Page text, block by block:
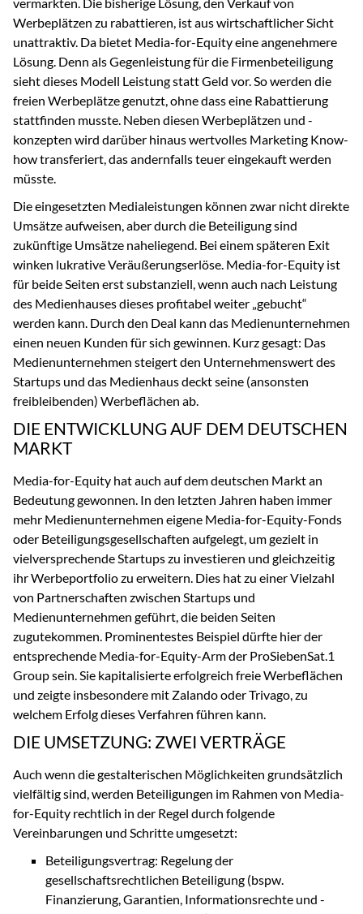
vermarkten. Die bisherige Lösung, den Verkauf von
Werbeplätzen zu rabattieren, ist aus wirtschaftlicher Sicht
unattraktiv. Da bietet Media-for-Equity eine angenehmere
Lösung. Denn als Gegenleistung für die Firmenbeteiligung
sieht dieses Modell Leistung statt Geld vor. So werden die
freien Werbeplätze genutzt, ohne dass eine Rabattierung
stattfinden musste. Neben diesen Werbeplätzen und -
konzepten wird darüber hinaus wertvolles Marketing Know-
how transferiert, das andernfalls teuer eingekauft werden
müsste.
Die eingesetzten Medialeistungen können zwar nicht direkte
Umsätze aufweisen, aber durch die Beteiligung sind
zukünftige Umsätze naheliegend. Bei einem späteren Exit
winken lukrative Veräußerungserlöse. Media-for-Equity ist
für beide Seiten erst substanziell, wenn auch nach Leistung
des Medienhauses dieses profitabel weiter „gebucht“
werden kann. Durch den Deal kann das Medienunternehmen
einen neuen Kunden für sich gewinnen. Kurz gesagt: Das
Medienunternehmen steigert den Unternehmenswert des
Startups und das Medienhaus deckt seine (ansonsten
freibleibenden) Werbeflächen ab.
DIE ENTWICKLUNG AUF DEM DEUTSCHEN
MARKT
Media-for-Equity hat auch auf dem deutschen Markt an
Bedeutung gewonnen. In den letzten Jahren haben immer
mehr Medienunternehmen eigene Media-for-Equity-Fonds
oder Beteiligungsgesellschaften aufgelegt, um gezielt in
vielversprechende Startups zu investieren und gleichzeitig
ihr Werbeportfolio zu erweitern. Dies hat zu einer Vielzahl
von Partnerschaften zwischen Startups und
Medienunternehmen geführt, die beiden Seiten
zugutekommen. Prominentestes Beispiel dürfte hier der
entsprechende Media-for-Equity-Arm der ProSiebenSat.1
Group sein. Sie kapitalisierte erfolgreich freie Werbeflächen
und zeigte insbesondere mit Zalando oder Trivago, zu
welchem Erfolg dieses Verfahren führen kann.
DIE UMSETZUNG: ZWEI VERTRÄGE
Auch wenn die gestalterischen Möglichkeiten grundsätzlich
vielfältig sind, werden Beteiligungen im Rahmen von Media-
for-Equity rechtlich in der Regel durch folgende
Vereinbarungen und Schritte umgesetzt:
Beteiligungsvertrag: Regelung der
gesellschaftsrechtlichen Beteiligung (bspw.
Finanzierung, Garantien, Informationsrechte und -